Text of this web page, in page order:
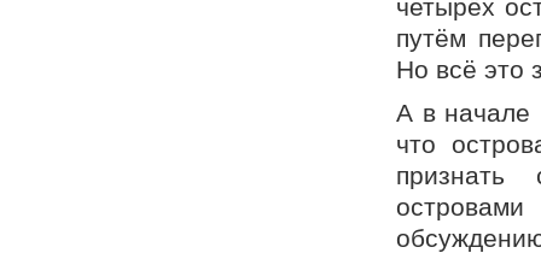
четырёх
путём
Но всё это
А в начале
что
признать